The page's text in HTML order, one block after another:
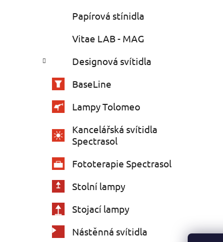
Papírová stínidla
Vitae LAB - MAG
Designová svítidla
BaseLine
Lampy Tolomeo
Kancelářská svítidla
Spectrasol
Fototerapie Spectrasol
Stolní lampy
Stojací lampy
Nástěnná svítidla